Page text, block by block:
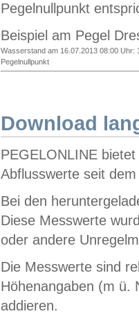
Pegelnullpunkt
Beispiel am Pegel
Wasserstand am 16.07.2013 08:00 Uhr:
Pegelnullpunkt
Download
PEGELONLINE
Abflusswerte seit
Bei den
Diese Messwerte
oder andere
Die Messwerte sind
Höhenangaben (m ü.
addieren.